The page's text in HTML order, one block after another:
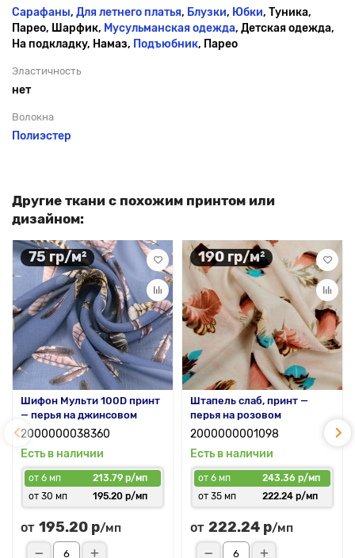
Сарафаны, Для летнего платья, Блузки, Юбки, Туника,
Парео, Шарфик, Мусульманская одежда, Детская одежда,
На подкладку, Намаз, Подъюбник, Парео
Эластичность
нет
Волокна
Полиэстер
Другие ткани с похожим принтом или
дизайном:
75 гр/м²
Шифон Мульти 100D принт
— перья на джинсовом
2000000038360
Есть в наличии
от 6 мп
213.79 р/мп
от 30 мп
195.20 р/мп
от 195.20 р/мп
190 гр/м²
Штапель слаб, принт —
перья на розовом
2000000001098
Есть в наличии
от 6 мп
243.36 р/мп
от 35 мп
222.24 р/мп
от 222.24 р/мп